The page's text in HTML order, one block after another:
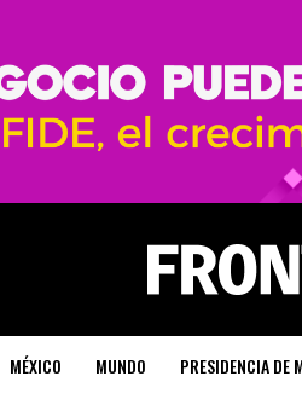
MÉXICO MUNDO PRESIDENCIA DE